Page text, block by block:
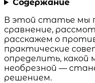
Содержание
В этой статье мы
сравнение,
расскажем о
практические
определить, какой
необрезной —
решением.